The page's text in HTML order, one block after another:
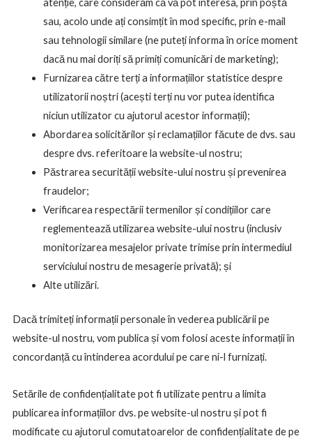
atenție, care considerăm că vă pot interesa, prin poștă
sau, acolo unde ați consimțit în mod specific, prin e-mail
sau tehnologii similare (ne puteți informa în orice moment
dacă nu mai doriți să primiți comunicări de marketing);
Furnizarea către terți a informațiilor statistice despre
utilizatorii noștri (acești terți nu vor putea identifica
niciun utilizator cu ajutorul acestor informații);
Abordarea solicitărilor și reclamațiilor făcute de dvs. sau
despre dvs. referitoare la website-ul nostru;
Păstrarea securității website-ului nostru și prevenirea
fraudelor;
Verificarea respectării termenilor și condițiilor care
reglementează utilizarea website-ului nostru (inclusiv
monitorizarea mesajelor private trimise prin intermediul
serviciului nostru de mesagerie privată); și
Alte utilizări.
Dacă trimiteți informații personale în vederea publicării pe
website-ul nostru, vom publica și vom folosi aceste informații în
concordanță cu întinderea acordului pe care ni-l furnizați.
Setările de confidențialitate pot fi utilizate pentru a limita
publicarea informațiilor dvs. pe website-ul nostru și pot fi
modificate cu ajutorul comutatoarelor de confidențialitate de pe